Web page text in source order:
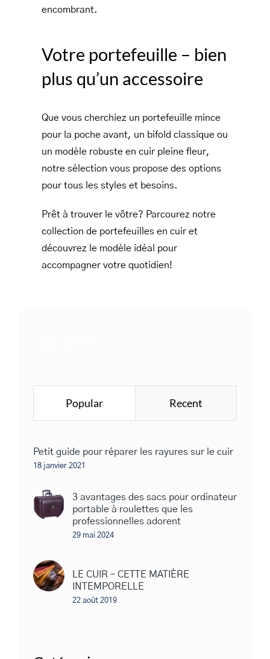
encombrant.
Votre portefeuille – bien
plus qu’un accessoire
Que vous cherchiez un portefeuille mince
pour la poche avant, un bifold classique ou
un modèle robuste en cuir pleine fleur,
notre sélection vous propose des options
pour tous les styles et besoins.
Prêt à trouver le vôtre? Parcourez notre
collection de portefeuilles en cuir et
découvrez le modèle idéal pour
accompagner votre quotidien!
Popular Recent
Petit guide pour réparer les rayures sur le cuir
18 janvier 2021
3 avantages des sacs pour ordinateur
portable à roulettes que les
professionnelles adorent
29 mai 2024
LE CUIR – CETTE MATIÈRE
INTEMPORELLE
22 août 2019